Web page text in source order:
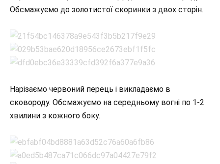
Обсмажуємо до золотистої скоринки з двох сторін.
Нарізаємо червоний перець і викладаємо в
сковороду. Обсмажуємо на середньому вогні по 1-2
хвилини з кожного боку.